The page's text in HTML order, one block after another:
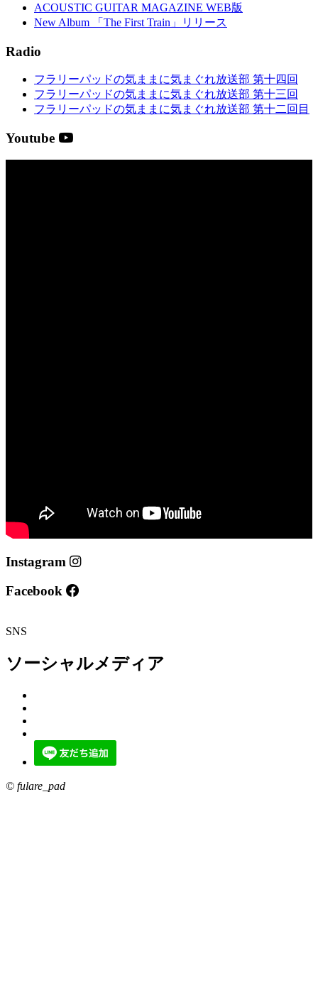
ACOUSTIC GUITAR MAGAZINE WEB版
New Album 「The First Train」リリース
Radio
フラリーパッドの気ままに気まぐれ放送部 第十四回
フラリーパッドの気ままに気まぐれ放送部 第十三回
フラリーパッドの気ままに気まぐれ放送部 第十二回目
Youtube
Instagram
Facebook
SNS
ソーシャルメディア
© fulare_pad